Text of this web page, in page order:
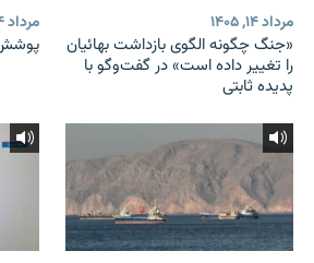
مرداد ۱۴, ۱۴۰۵
«جنگ چگونه الگوی بازداشت بهائیان
را تغییر داده است» در گفت‌وگو با
پدیده ثابتی
مرداد ۱۴, ۱۴۰۵
پوشش